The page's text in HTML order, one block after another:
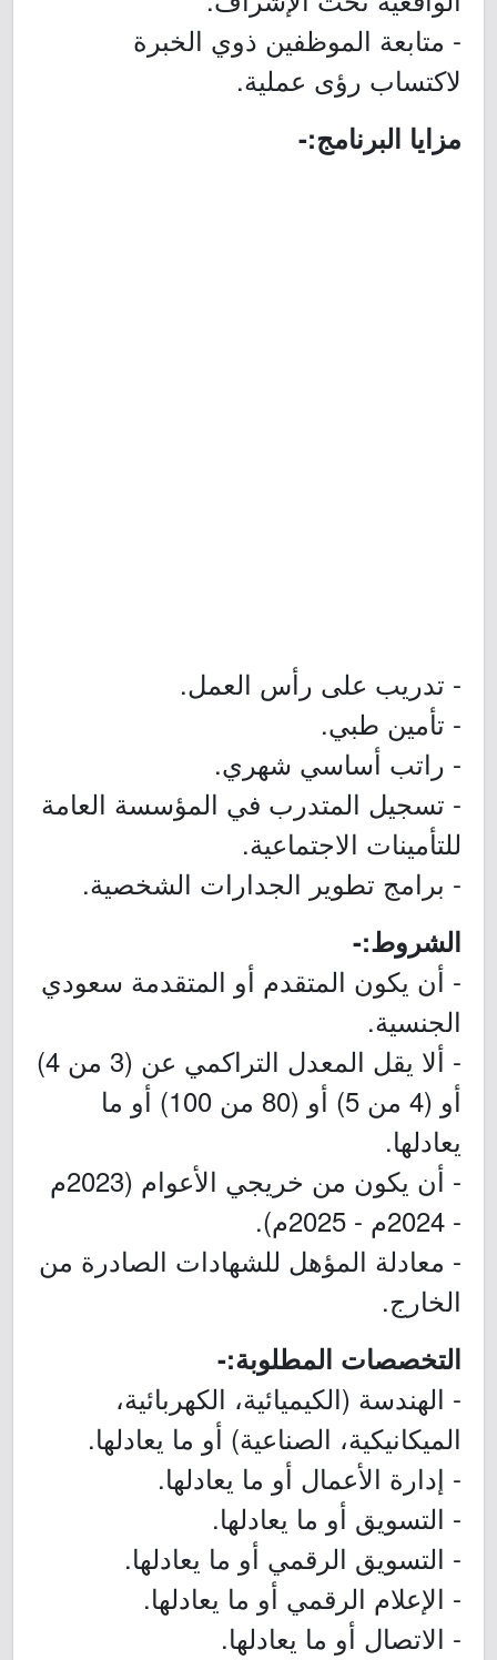
- متابعة الموظفين ذوي الخبرة
لاكتساب رؤى عملية.
مزايا البرنامج:-
- تدريب على رأس العمل.
- تأمين طبي.
- راتب أساسي شهري.
- تسجيل المتدرب في المؤسسة العامة
للتأمينات الاجتماعية.
- برامج تطوير الجدارات الشخصية.
الشروط:-
- أن يكون المتقدم أو المتقدمة سعودي
الجنسية.
- ألا يقل المعدل التراكمي عن (3 من 4)
أو (4 من 5) أو (80 من 100) أو ما
يعادلها.
- أن يكون من خريجي الأعوام (2023م
- 2024م - 2025م).
- معادلة المؤهل للشهادات الصادرة من
الخارج.
التخصصات المطلوبة:-
- الهندسة (الكيميائية، الكهربائية،
الميكانيكية، الصناعية) أو ما يعادلها.
- إدارة الأعمال أو ما يعادلها.
- التسويق أو ما يعادلها.
- التسويق الرقمي أو ما يعادلها.
- الإعلام الرقمي أو ما يعادلها.
- الاتصال أو ما يعادلها.